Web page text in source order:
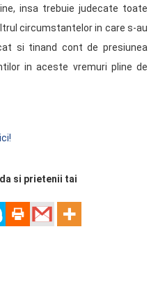
insa trebuie judecate toate
circumstantelor in care s-au
si tinand cont de presiunea
in aceste vremuri pline de
si prietenii tai